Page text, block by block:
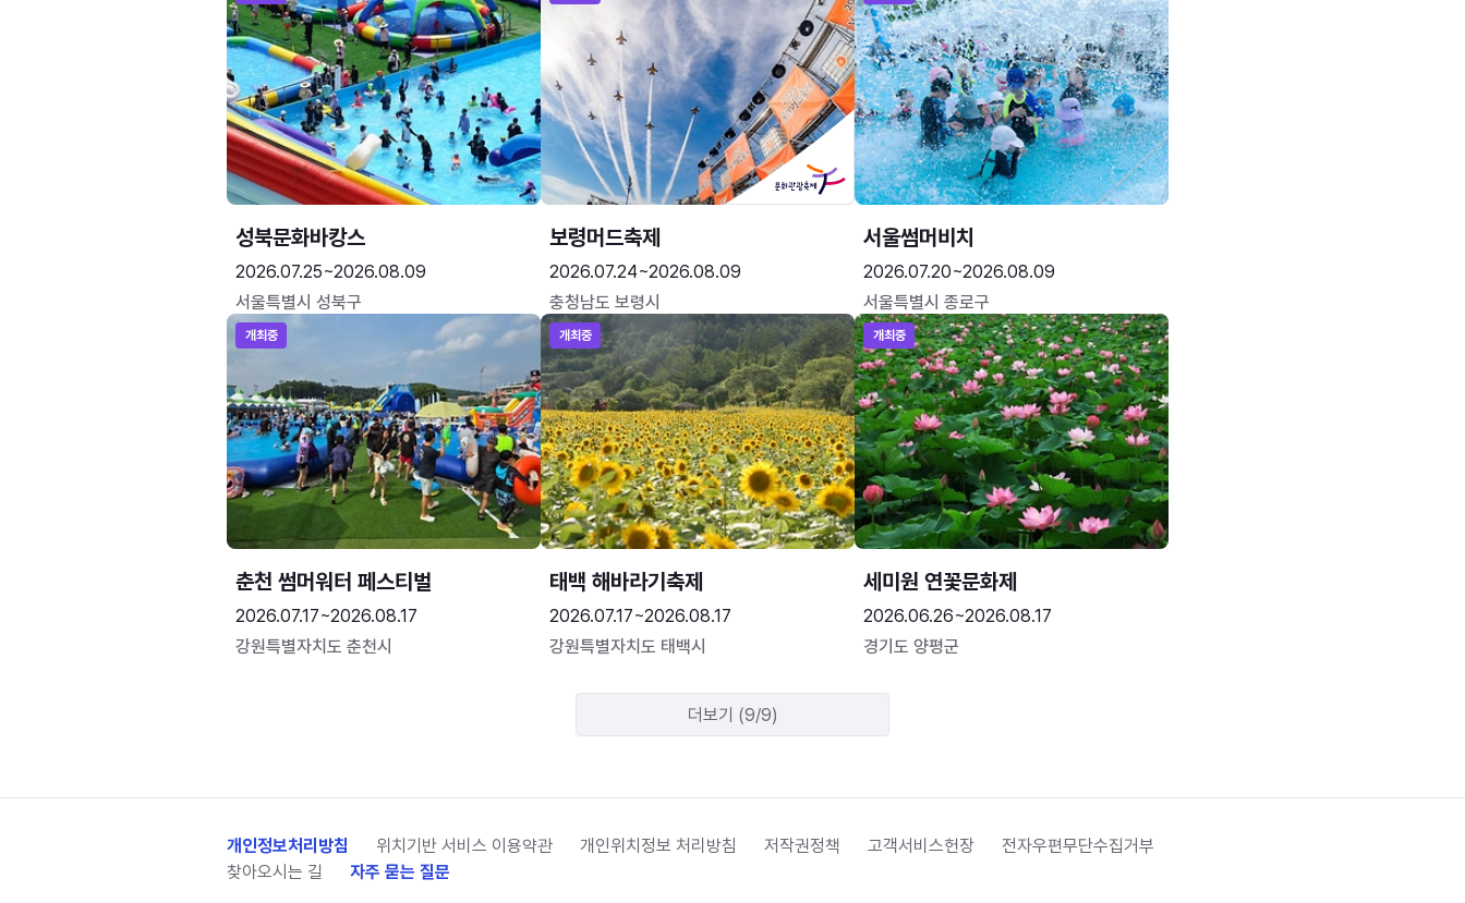
성북문화바캉스
2026.07.25~2026.08.09
서울특별시 성북구
보령머드축제
2026.07.24~2026.08.09
충청남도 보령시
서울썸머비치
2026.07.20~2026.08.09
서울특별시 종로구
개최중
춘천 썸머워터 페스티벌
2026.07.17~2026.08.17
강원특별자치도 춘천시
개최중
태백 해바라기축제
2026.07.17~2026.08.17
강원특별자치도 태백시
개최중
세미원 연꽃문화제
2026.06.26~2026.08.17
경기도 양평군
더보기 (9/9)
개인정보처리방침 위치기반 서비스 이용약관 개인위치정보 처리방침 저작권정책 고객서비스헌장
전자우편무단수집거부
찾아오시는 길
자주 묻는 질문